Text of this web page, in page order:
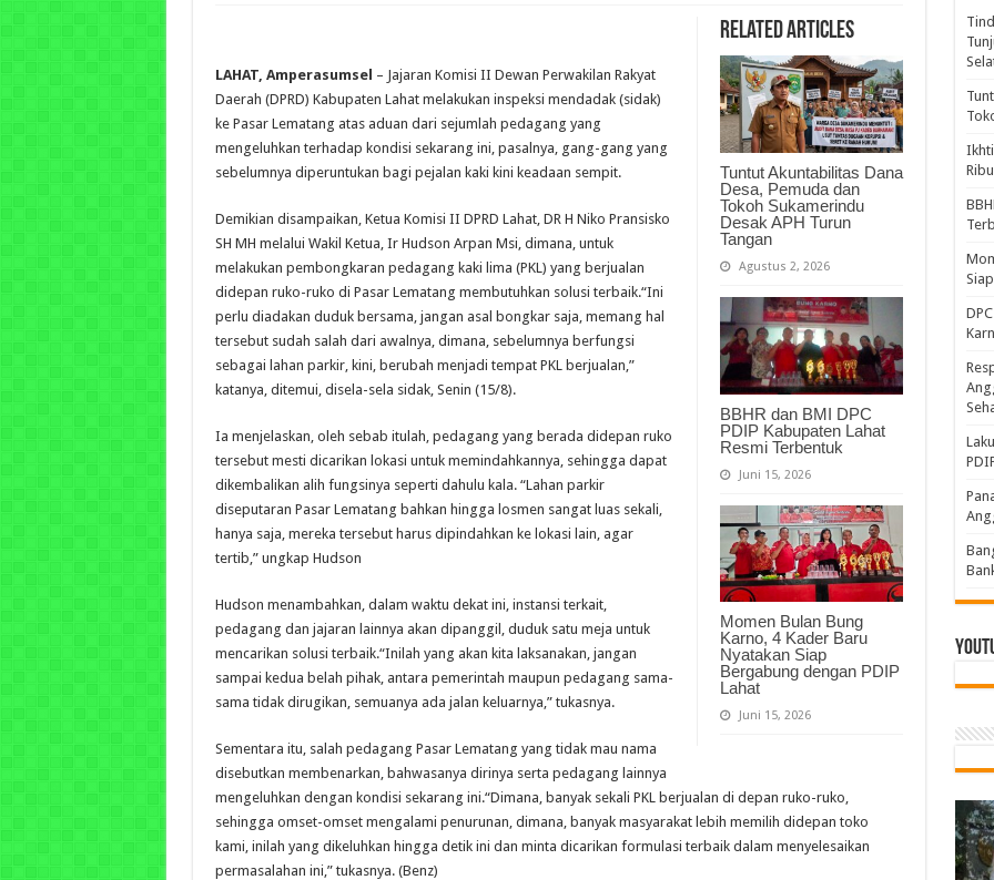
Related Articles
Tuntut Akuntabilitas Dana
Desa, Pemuda dan
Tokoh Sukamerindu
Desak APH Turun
Tangan
Agustus 2, 2026
BBHR dan BMI DPC
PDIP Kabupaten Lahat
Resmi Terbentuk
Juni 15, 2026
Momen Bulan Bung
Karno, 4 Kader Baru
Nyatakan Siap
Bergabung dengan PDIP
Lahat
Juni 15, 2026
LAHAT, Amperasumsel – Jajaran Komisi II Dewan Perwakilan Rakyat
Daerah (DPRD) Kabupaten Lahat melakukan inspeksi mendadak (sidak)
ke Pasar Lematang atas aduan dari sejumlah pedagang yang
mengeluhkan terhadap kondisi sekarang ini, pasalnya, gang-gang yang
sebelumnya diperuntukan bagi pejalan kaki kini keadaan sempit.
Demikian disampaikan, Ketua Komisi II DPRD Lahat, DR H Niko Pransisko
SH MH melalui Wakil Ketua, Ir Hudson Arpan Msi, dimana, untuk
melakukan pembongkaran pedagang kaki lima (PKL) yang berjualan
didepan ruko-ruko di Pasar Lematang membutuhkan solusi terbaik.“Ini
perlu diadakan duduk bersama, jangan asal bongkar saja, memang hal
tersebut sudah salah dari awalnya, dimana, sebelumnya berfungsi
sebagai lahan parkir, kini, berubah menjadi tempat PKL berjualan,”
katanya, ditemui, disela-sela sidak, Senin (15/8).
Ia menjelaskan, oleh sebab itulah, pedagang yang berada didepan ruko
tersebut mesti dicarikan lokasi untuk memindahkannya, sehingga dapat
dikembalikan alih fungsinya seperti dahulu kala. “Lahan parkir
diseputaran Pasar Lematang bahkan hingga losmen sangat luas sekali,
hanya saja, mereka tersebut harus dipindahkan ke lokasi lain, agar
tertib,” ungkap Hudson
Hudson menambahkan, dalam waktu dekat ini, instansi terkait,
pedagang dan jajaran lainnya akan dipanggil, duduk satu meja untuk
mencarikan solusi terbaik.“Inilah yang akan kita laksanakan, jangan
sampai kedua belah pihak, antara pemerintah maupun pedagang sama-
sama tidak dirugikan, semuanya ada jalan keluarnya,” tukasnya.
Sementara itu, salah pedagang Pasar Lematang yang tidak mau nama
disebutkan membenarkan, bahwasanya dirinya serta pedagang lainnya
mengeluhkan dengan kondisi sekarang ini.“Dimana, banyak sekali PKL berjualan di depan ruko-ruko,
sehingga omset-omset mengalami penurunan, dimana, banyak masyarakat lebih memilih didepan toko
kami, inilah yang dikeluhkan hingga detik ini dan minta dicarikan formulasi terbaik dalam menyelesaikan
permasalahan ini,” tukasnya. (Benz)